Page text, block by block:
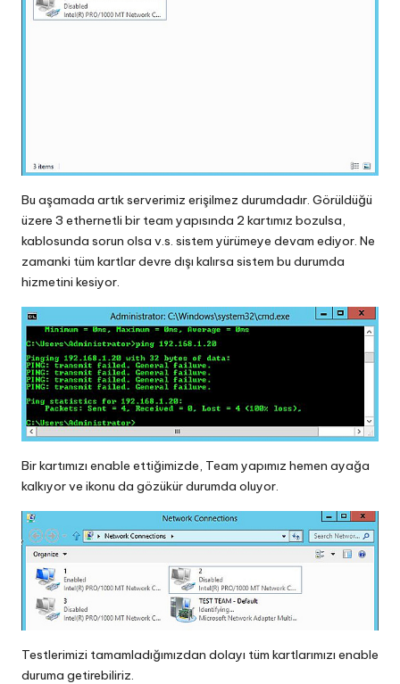
Bu aşamada artık serverimiz erişilmez durumdadır. Görüldüğü
üzere 3 ethernetli bir team yapısında 2 kartımız bozulsa,
kablosunda sorun olsa v.s. sistem yürümeye devam ediyor. Ne
zamanki tüm kartlar devre dışı kalırsa sistem bu durumda
hizmetini kesiyor.
Bir kartımızı enable ettiğimizde, Team yapımız hemen ayağa
kalkıyor ve ikonu da gözükür durumda oluyor.
Testlerimizi tamamladığımızdan dolayı tüm kartlarımızı enable
duruma getirebiliriz.